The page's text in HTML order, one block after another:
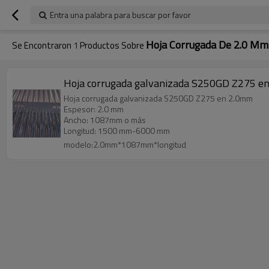
Entra una palabra para buscar por favor
Se Encontraron 1 Productos Sobre Hoja Corrugada De 2.0
Hoja corrugada galvanizada S250GD Z275
Hoja corrugada galvanizada S250GD Z275 en 2.0mm
Espesor: 2.0 mm
Ancho: 1087mm o más
Longitud: 1500 mm-6000 mm
modelo:2.0mm*1087mm*longitud